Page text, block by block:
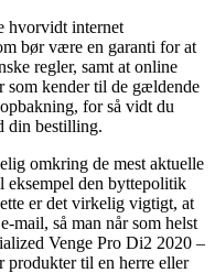
hvorvidt internet
bør være en garanti for at
regler, samt at online
som kender til de gældende
for så vidt du
din bestilling.
omkring de mest aktuelle
eksempel den byttepolitik
er det virkelig vigtigt, at
mail, så man når som helst
Venge Pro Di2 2020 –
produkter til en herre eller